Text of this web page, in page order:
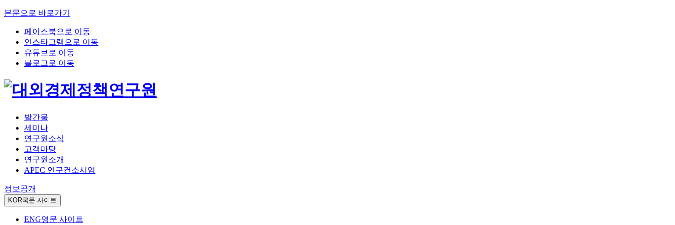
본문으로 바로가기
페이스북으로 이동
인스타그램으로 이동
유튜브로 이동
블로그로 이동
발간물
세미나
연구원소식
고객마당
연구원소개
APEC 연구컨소시엄
정보공개
KOR국문 사이트
ENG영문 사이트